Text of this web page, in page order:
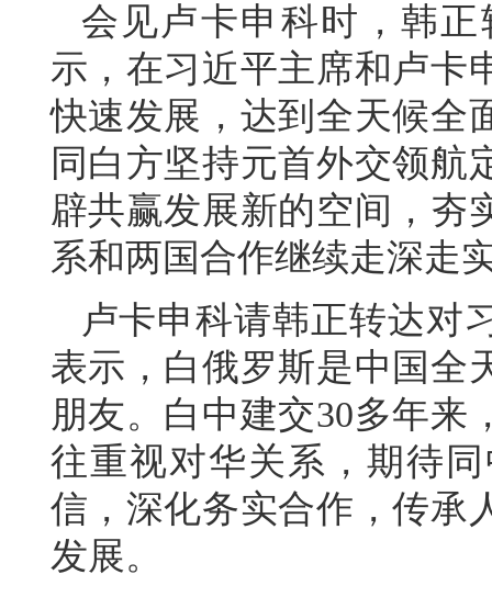
会见卢卡申科时，韩
示，在习近平主席和卢卡
快速发展，达到全天候全
同白方坚持元首外交领航
辟共赢发展新的空间，夯
系和两国合作继续走深走
卢卡申科请韩正转达对
表示，白俄罗斯是中国全
朋友。白中建交30多年来
往重视对华关系，期待
信，深化务实合作，传承
发展。